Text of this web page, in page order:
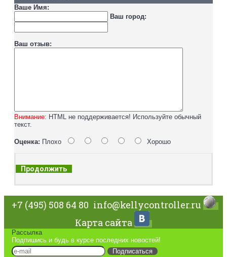
Ваше Имя:
Ваш город:
Ваш отзыв:
Внимание: HTML не поддерживается! Используйте обычный
текст.
Оценка: Плохо Хорошо
Продолжить
+7 (495) 508 64 80 info@kellycontroller.ru
Карта сайта
Рассылка
Подпишись и будь в курсе последних новостей!
Подписаться